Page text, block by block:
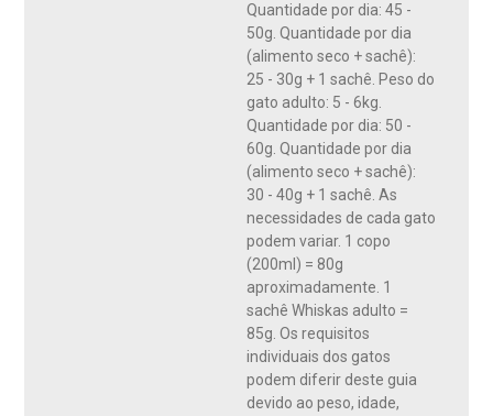
Quantidade por dia: 45 -
50g. Quantidade por dia
(alimento seco + sachê):
25 - 30g + 1 sachê. Peso do
gato adulto: 5 - 6kg.
Quantidade por dia: 50 -
60g. Quantidade por dia
(alimento seco + sachê):
30 - 40g + 1 sachê. As
necessidades de cada gato
podem variar. 1 copo
(200ml) = 80g
aproximadamente. 1
sachê Whiskas adulto =
85g. Os requisitos
individuais dos gatos
podem diferir deste guia
devido ao peso, idade,